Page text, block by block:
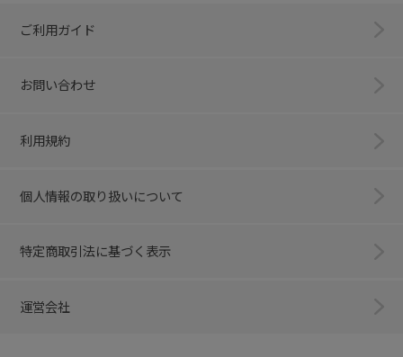
ご利用ガイド
お問い合わせ
利用規約
個人情報の取り扱いについて
特定商取引法に基づく表示
運営会社